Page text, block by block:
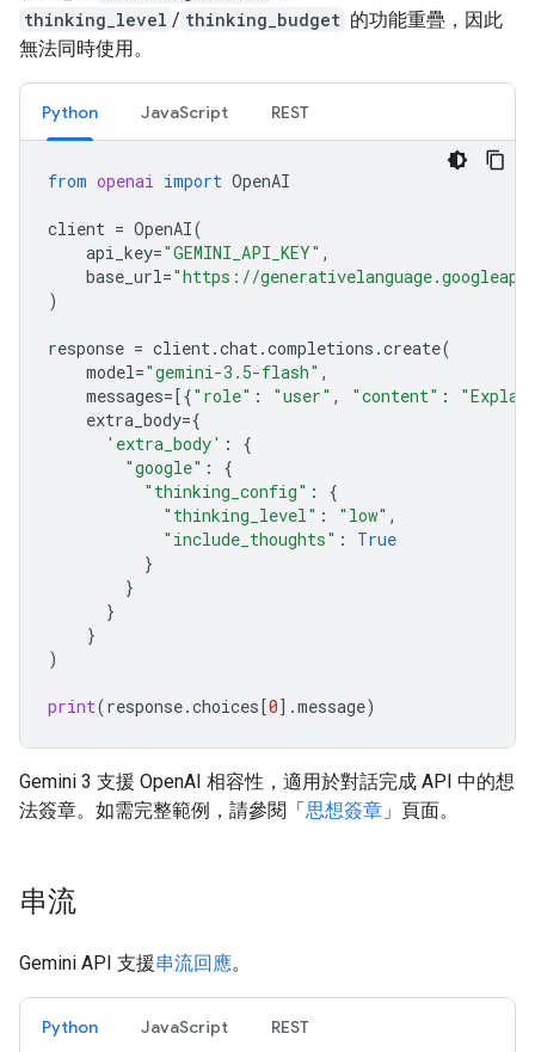
thinking_level / thinking_budget 的功能重疊，因此
無法同時使用。
Python JavaScript REST
from openai import OpenAI
client = OpenAI(
api_key="GEMINI_API_KEY" ,
base_url="https://
)
response = client.chat.completions .create(
model="gemini-3.5-flash" ,
messages=[{"role" : "user" , "content" :
extra_body={
'extra_body' :
{
"google" :
{
"thinking_config" :
{
"thinking_level" : "low" ,
"include_thoughts" :
True
}
}
}
}
)
print(response.choices[0] .message)
Gemini 3 支援 OpenAI 相容性，適用於對話完成 API 中的想
法簽章。如需完整範例，請參閱「思想簽章 」頁面。
串流
Gemini API 支援串流回應。
Python JavaScript REST